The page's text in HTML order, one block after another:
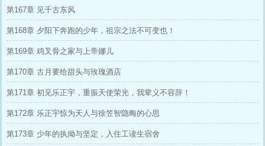
第167章 见千古东风
第168章 夕阳下奔跑的少年，祖宗之法不可变也！
第169章 鸡叉骨之家与上帝娜儿
第170章 古月要给甜头与玫瑰酒店
第171章 初见乐正宇，重振天使荣光，我辈义不容辞！
第172章 乐正宇惊为天人与徐笠智隐晦的心思
第173章 少年的执拗与坚定，入住工读生宿舍